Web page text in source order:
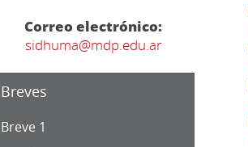
Correo electrónico:
sidhuma@mdp.edu.ar
Breves
Breve 1